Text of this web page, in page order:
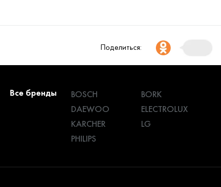
Поделиться:
Все бренды BOSCH
BORK
DAEWOO
ELECTROLUX
KARCHER
LG
PHILIPS